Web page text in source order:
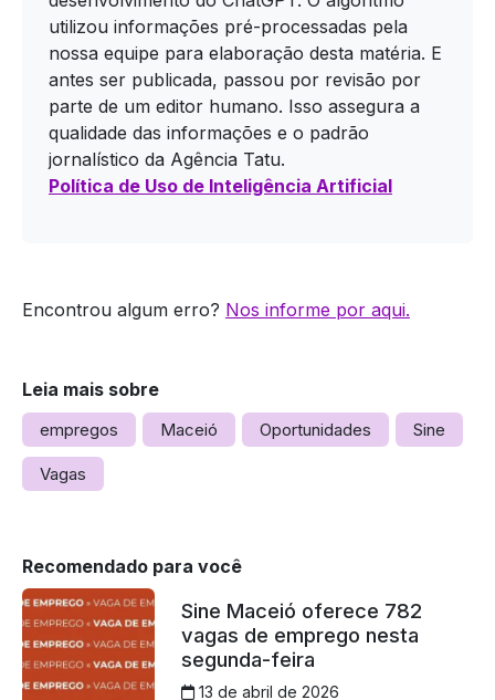
utilizou informações pré-processadas pela
nossa equipe para elaboração desta matéria. E
antes ser publicada, passou por revisão por
parte de um editor humano. Isso assegura a
qualidade das informações e o padrão
jornalístico da Agência Tatu.
Política de Uso de Inteligência Artificial
Encontrou algum erro? Nos informe por aqui.
Leia mais sobre
empregos Maceió Oportunidades Sine
Vagas
Recomendado para você
Sine Maceió oferece 782
vagas de emprego nesta
segunda-feira
13 de abril de 2026